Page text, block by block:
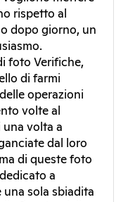
rispetto al
dopo giorno, un
foto Verifiche,
di farmi
operazioni
volte al
una volta a
dal loro
di queste foto
a
una sola sbiadita